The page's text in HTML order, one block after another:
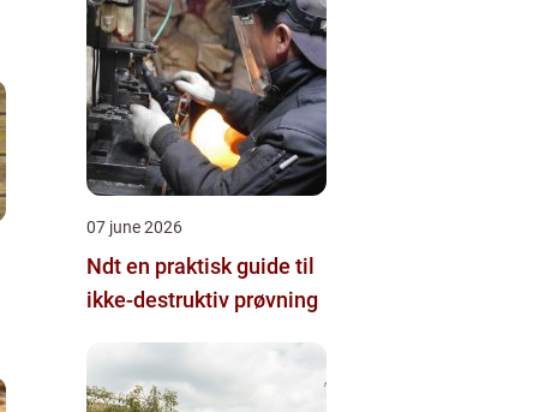
07 june 2026
Ndt en praktisk guide til
ikke-destruktiv prøvning